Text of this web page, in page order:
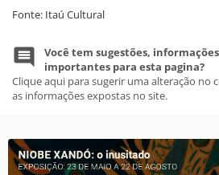
Fonte: Itaú Cultural
Você tem sugestões,
importantes para esta pagina?
Clique aqui para sugerir uma alteração no
as informações expostas no site.